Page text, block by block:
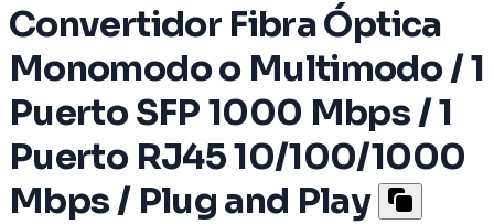
Convertidor Fibra Óptica
Monomodo o Multimodo / 1
Puerto SFP 1000 Mbps / 1
Puerto RJ45 10/100/1000
Mbps / Plug and Play